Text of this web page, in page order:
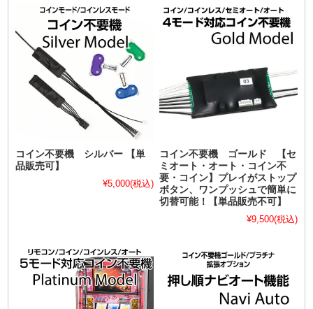
コイン不要機 シルバー 【単
品販売可】
¥5,000(税込)
コイン不要機 ゴールド 【セ
ミオート・オート・コイン不
要・コイン】プレイがストップ
ボタン、ワンプッシュで簡単に
切替可能！【単品販売不可】
¥9,500(税込)